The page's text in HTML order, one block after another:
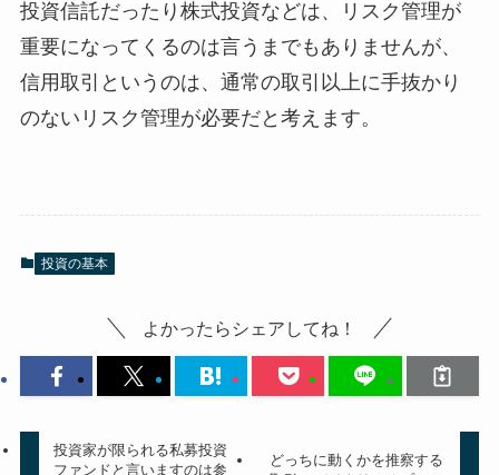
投資信託だったり株式投資などは、リスク管理が
重要になってくるのは言うまでもありませんが、
信用取引というのは、通常の取引以上に手抜かり
のないリスク管理が必要だと考えます。
投資の基本
よかったらシェアしてね！
投資家が限られる私募投資
ファンドと言いますのは参
どっちに動くかを推察する